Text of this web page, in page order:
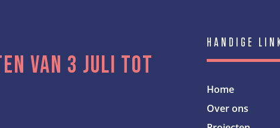
van 3 juli tot
HANDIGE
Home
Over ons